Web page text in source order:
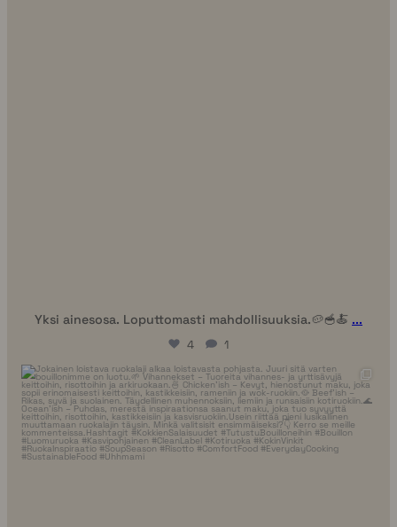
Yksi ainesosa. Loputtomasti mahdollisuuksia.🥔🥣🍝 ...
4 1
uhhmami.ruoka
Heinätie 7